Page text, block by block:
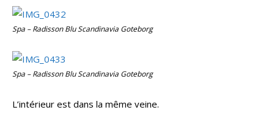
Spa – Radisson Blu Scandinavia Goteborg
Spa – Radisson Blu Scandinavia Goteborg
L’intérieur est dans la même veine.